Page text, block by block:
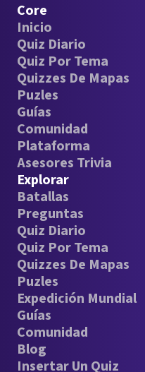
Core
Inicio
Quiz Diario
Quiz Por Tema
Quizzes De Mapas
Puzles
Guías
Comunidad
Plataforma
Asesores Trivia
Explorar
Batallas
Preguntas
Quiz Diario
Quiz Por Tema
Quizzes De Mapas
Puzles
Expedición Mundial
Guías
Comunidad
Blog
Insertar Un Quiz